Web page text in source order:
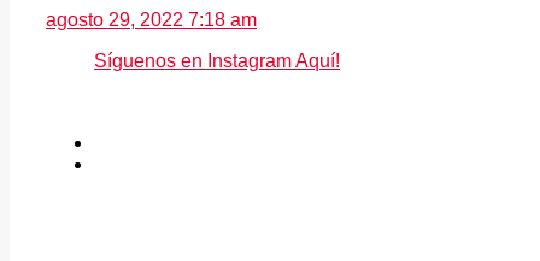
agosto 29, 2022 7:18 am
Síguenos en Instagram Aquí!